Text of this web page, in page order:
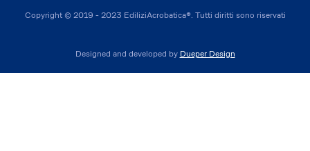
Copyright © 2019 - 2023 EdiliziAcrobatica®. Tutti diritti sono riservati
Designed and developed by Dueper Design